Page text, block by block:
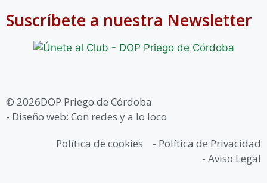
Suscríbete a nuestra Newsletter
© 2026DOP Priego de Córdoba
- Diseño web: Con redes y a lo loco
Política de cookies
- Política de Privacidad
- Aviso Legal